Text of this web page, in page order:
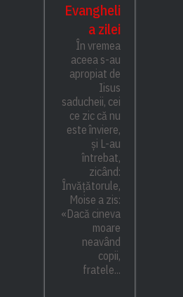
Evangheli
a zilei
În vremea
aceea s-au
apropiat de
Iisus
saducheii, cei
ce zic că nu
este înviere,
și L-au
întrebat,
zicând:
Învățătorule,
Moise a zis:
«Dacă cineva
moare
neavând
copii,
fratele...